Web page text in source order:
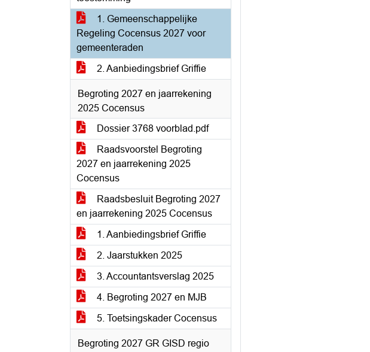
1. Gemeenschappelijke
Regeling Cocensus 2027 voor
gemeenteraden
2. Aanbiedingsbrief Griffie
Begroting 2027 en jaarrekening
2025 Cocensus
Dossier 3768 voorblad.pdf
Raadsvoorstel Begroting
2027 en jaarrekening 2025
Cocensus
Raadsbesluit Begroting 2027
en jaarrekening 2025 Cocensus
1. Aanbiedingsbrief Griffie
2. Jaarstukken 2025
3. Accountantsverslag 2025
4. Begroting 2027 en MJB
5. Toetsingskader Cocensus
Begroting 2027 GR GISD regio